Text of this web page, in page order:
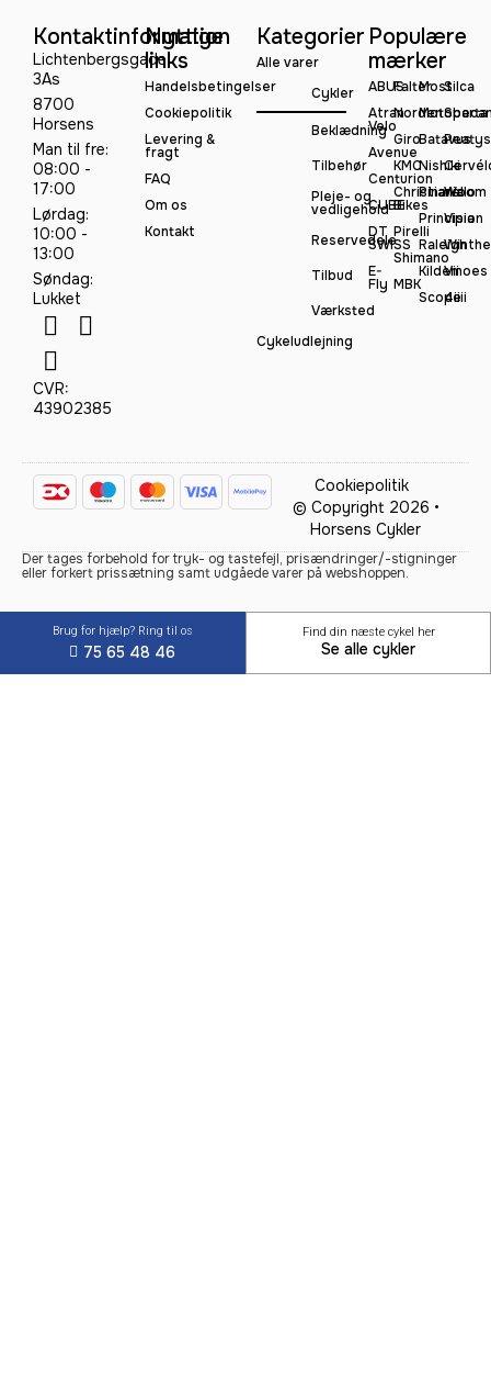
Kontaktinformation
Lichtenbergsgade
3As
8700
Horsens
Man til fre:
08:00 -
17:00
Lørdag:
10:00 -
13:00
Søndag:
Lukket
CVR:
43902385
Nyttige
links
Handelsbetingelser
Cookiepolitik
Levering &
fragt
FAQ
Om os
Kontakt
Kategorier
Alle varer
Cykler
Beklædning
Tilbehør
Pleje- og
vedligehold
Reservedele
Tilbud
Værksted
Cykeludlejning
Populære
mærker
ABUS
Atran
Velo
Avenue
Centurion
CUBE
DT
SWISS
E-
Fly
Falter
Norden
Giro
KMC
Christiania
Bikes
Pirelli
Shimano
MBK
Most
Batavus
Nishiki
Pinarello
Principia
Raleigh
Kildemoes
Scope
Silca
Sparta
Peatys
Woom
Vision
Vii
4iiii
Cookiepolitik
© Copyright 2026 •
Horsens Cykler
Der tages forbehold for tryk- og tastefejl, prisændringer/-stigninger
eller forkert prissætning samt udgåede varer på webshoppen.
Brug for hjælp? Ring til os
75 65 48 46
Find din næste cykel her
Se alle cykler